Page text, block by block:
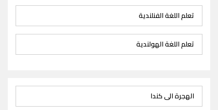
تعلم اللغة الفنلندية
تعلم اللغة الهولندية
الهجرة الى كندا